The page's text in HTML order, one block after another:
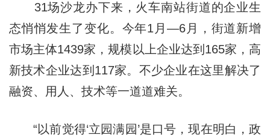
31场沙龙办下来，火车南站街道的企业生
态悄悄发生了变化。今年1月—6月，街道新增
市场主体1439家，规模以上企业达到165家，高
新技术企业达到117家。不少企业在这里解决了
融资、用人、技术等一道道难关。
“以前觉得‘立园满园’是口号，现在明白，政